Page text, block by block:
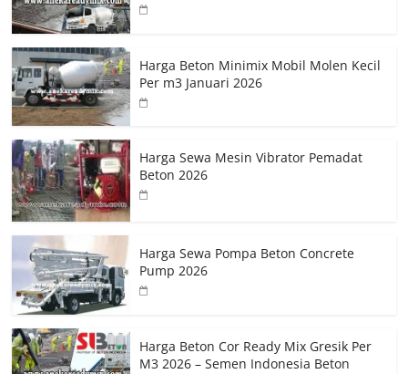
Harga Beton Minimix Mobil Molen Kecil
Per m3 Januari 2026
Harga Sewa Mesin Vibrator Pemadat
Beton 2026
Harga Sewa Pompa Beton Concrete
Pump 2026
Harga Beton Cor Ready Mix Gresik Per
M3 2026 – Semen Indonesia Beton